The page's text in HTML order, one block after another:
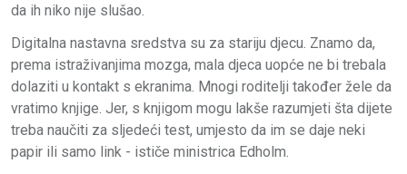
da ih niko nije slušao.
Digitalna nastavna sredstva su za stariju djecu. Znamo da,
prema istraživanjima mozga, mala djeca uopće ne bi trebala
dolaziti u kontakt s ekranima. Mnogi roditelji također žele da
vratimo knjige. Jer, s knjigom mogu lakše razumjeti šta dijete
treba naučiti za sljedeći test, umjesto da im se daje neki
papir ili samo link - ​​ističe ministrica Edholm.